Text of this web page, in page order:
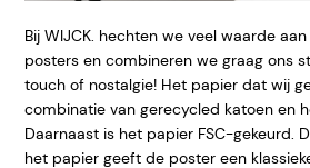
Bij WIJCK. hechten we veel waarde
posters en combineren we graag ons
touch of nostalgie! Het papier dat wij
combinatie van gerecycled katoen en
Daarnaast is het papier FSC-gekeurd.
het papier geeft de poster een